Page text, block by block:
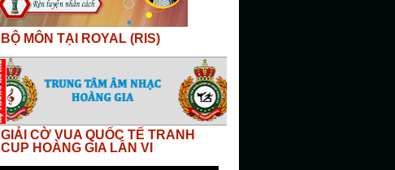
BỘ MÔN TẠI ROYAL (RIS)
GIẢI CỜ VUA QUỐC TẾ TRANH
CUP HOÀNG GIA LẦN VI